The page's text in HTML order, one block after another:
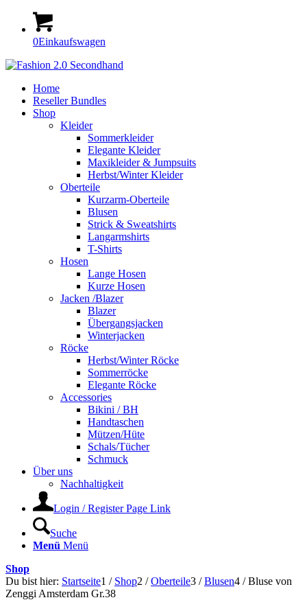
0Einkaufswagen
Home
Reseller Bundles
Shop
Kleider
Sommerkleider
Elegante Kleider
Maxikleider & Jumpsuits
Herbst/Winter Kleider
Oberteile
Kurzarm-Oberteile
Blusen
Strick & Sweatshirts
Langarmshirts
T-Shirts
Hosen
Lange Hosen
Kurze Hosen
Jacken /Blazer
Blazer
Übergangsjacken
Winterjacken
Röcke
Herbst/Winter Röcke
Sommerröcke
Elegante Röcke
Accessories
Bikini / BH
Handtaschen
Mützen/Hüte
Schals/Tücher
Schmuck
Über uns
Nachhaltigkeit
Login / Register Page Link
Suche
Menü Menü
Shop
Du bist hier: Startseite1 / Shop2 / Oberteile3 / Blusen4 / Bluse von
Zenggi Amsterdam Gr.38